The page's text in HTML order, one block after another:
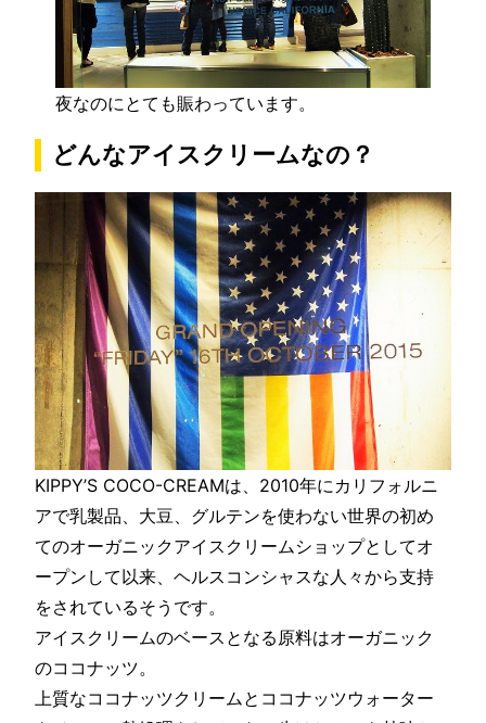
夜なのにとても賑わっています。
どんなアイスクリームなの？
KIPPY’S COCO-CREAMは、2010年にカリフォルニ
アで乳製品、大豆、グルテンを使わない世界の初め
てのオーガニックアイスクリームショップとしてオ
ープンして以来、ヘルスコンシャスな人々から支持
をされているそうです。
アイスクリームのベースとなる原料はオーガニック
のココナッツ。
上質なココナッツクリームとココナッツウォーター